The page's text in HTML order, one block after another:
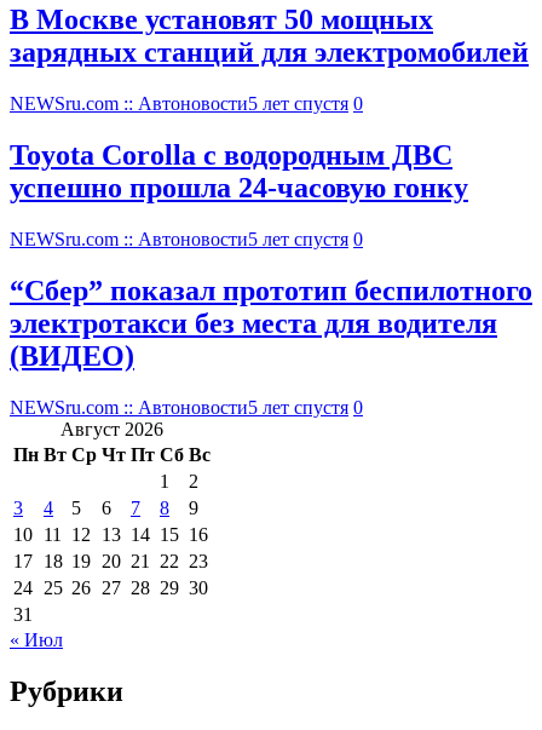
В Москве установят 50 мощных
зарядных станций для электромобилей
NEWSru.com :: Автоновости5 лет спустя 0
Toyota Corolla с водородным ДВС
успешно прошла 24-часовую гонку
NEWSru.com :: Автоновости5 лет спустя 0
“Сбер” показал прототип беспилотного
электротакси без места для водителя
(ВИДЕО)
NEWSru.com :: Автоновости5 лет спустя 0
Август 2026
Пн Вт Ср Чт Пт Сб Вс
1
2
3
4 5 6 7 8
9
10 11 12 13 14 15 16
17 18 19 20 21 22 23
24 25 26 27 28 29 30
31
« Июл
Рубрики